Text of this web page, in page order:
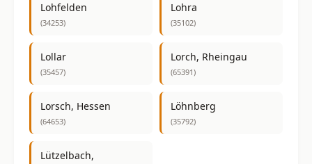
Lohfelden
(34253)
Lohra
(35102)
Lollar
(35457)
Lorch, Rheingau
(65391)
Lorsch, Hessen
(64653)
Löhnberg
(35792)
Lützelbach,